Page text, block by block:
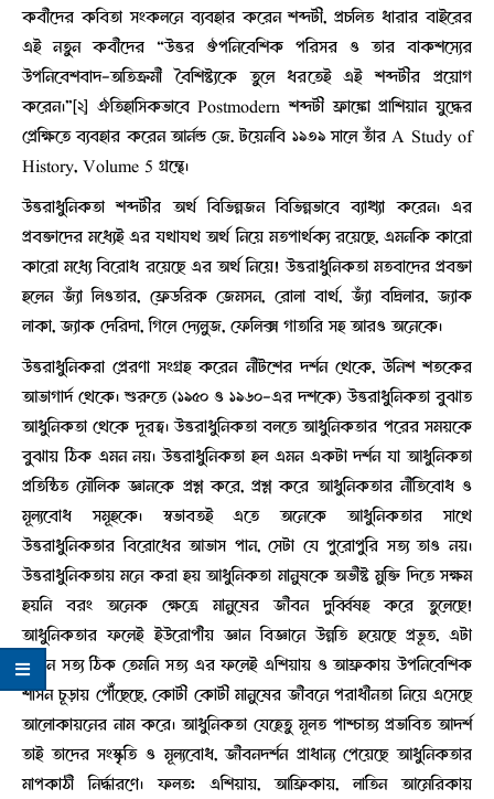
কবীদের কবিতা সংকলনে ব্যবহার করেন শব্দটী, প্রচলিত ধারার বাইরের
এই নতুন কবীদের “উত্তর ঔপনিবেশিক পরিসর ও তার বাকশস্যের
উপনিবেশবাদ-অতিক্রমী বৈশিষ্ট্যকে তুলে ধরতেই এই শব্দটীর প্রয়োগ
করেন।”[২] ঐতিহাসিকভাবে Postmodern শব্দটী ফ্রাঙ্কো প্রাশিয়ান যুদ্ধের
প্রেক্ষিতে ব্যবহার করেন আর্নল্ড জে. টয়েনবি ১৯৩৯ সালে তাঁর A Study of
History, Volume 5 গ্রন্থে।
উত্তরাধুনিকতা শব্দটীর অর্থ বিভিন্নজন বিভিন্নভাবে ব্যাখ্যা করেন। এর
প্রবক্তাদের মধ্যেই এর যথাযথ অর্থ নিয়ে মতপার্থক্য রয়েছে, এমনকি কারো
কারো মধ্যে বিরোধ রয়েছে এর অর্থ নিয়ে! উত্তরাধুনিকতা মতবাদের প্রবক্তা
হলেন জ্যাঁ লিওতার, ফ্রেডরিক জেমসন, রোলা বার্থ, জ্যাঁ বদ্রিলার, জ্যাক
লাকা, জ্যাক দেরিদা, গিলে দ্যেলুজ, ফেলিক্স গাতারি সহ আরও অনেকে।
উত্তরাধুনিকরা প্রেরণা সংগ্রহ করেন নীটশের দর্শন থেকে, ঊনিশ শতকের
আভাগার্দ থেকে। শুরুতে (১৯৫০ ও ১৯৬০-এর দশকে) উত্তরাধুনিকতা বুঝাত
আধুনিকতা থেকে দূরত্ব। উত্তরাধুনিকতা বলতে আধুনিকতার পরের সময়কে
বুঝায় ঠিক এমন নয়। উত্তরাধুনিকতা হল এমন একটা দর্শন যা আধুনিকতা
প্রতিষ্ঠিত মৌলিক জ্ঞানকে প্রশ্ন করে, প্রশ্ন করে আধুনিকতার নীতিবোধ ও
মূল্যবোধ সমূহকে। স্বভাবতই এতে অনেকে আধুনিকতার সাথে
উত্তরাধুনিকতার বিরোধের আভাস পান, সেটা যে পুরোপুরি সত্য তাও নয়।
উত্তরাধুনিকতায় মনে করা হয় আধুনিকতা মানুষকে অভীষ্ট মুক্তি দিতে সক্ষম
হয়নি বরং অনেক ক্ষেত্রে মানুষের জীবন দুর্ব্বিষহ করে তুলেছে!
আধুনিকতার ফলেই ইউরোপীয় জ্ঞান বিজ্ঞানে উন্নতি হয়েছে প্রভূত, এটা
যেমন সত্য ঠিক তেমনি সত্য এর ফলেই এশিয়ায় ও আফ্রকায় উপনিবেশিক
শাসন চূড়ায় পৌঁছেছে, কোটী কোটী মানুষের জীবনে পরাধীনতা নিয়ে এসেছে
আলোকায়নের নাম করে। আধুনিকতা যেহেতু মূলত পাশ্চাত্য প্রভাবিত আদর্শ
তাই তাদের সংস্কৃতি ও মূল্যবোধ, জীবনদর্শন প্রাধান্য পেয়েছে আধুনিকতার
মাপকাঠী নির্দ্ধারণে। ফলত: এশিয়ায়, আফ্রিকায়, লাতিন আমেরিকায়